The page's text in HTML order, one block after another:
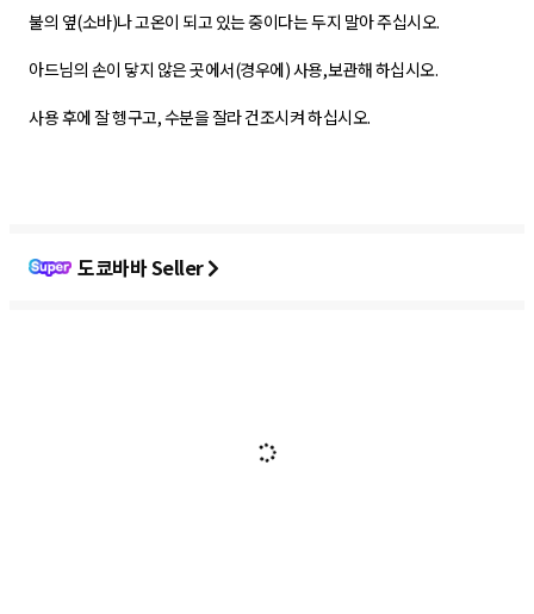
불의 옆(소바)나 고온이 되고 있는 중이다는 두지 말아 주십시오.
아드님의 손이 닿지 않은 곳에서(경우에) 사용,보관해 하십시오.
사용 후에 잘 헹구고, 수분을 잘라 건조시켜 하십시오.
도쿄바바 Seller